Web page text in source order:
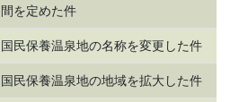
間を定めた件
国民保養温泉地の名称を変更した件
国民保養温泉地の地域を拡大した件